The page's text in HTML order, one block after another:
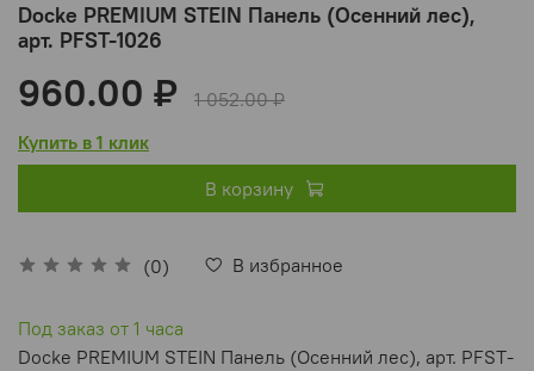
Docke PREMIUM STEIN Панель (Осенний лес),
арт. PFST-1026
(0) В избранное
960.00 ₽
1 052.00 ₽
Купить в 1 клик
В корзину
Под заказ от 1 часа
Docke PREMIUM STEIN Панель (Осенний лес), арт. PFST-